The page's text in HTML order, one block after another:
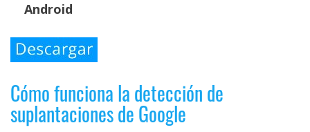
Android
Cómo funciona la detección de
suplantaciones de Google